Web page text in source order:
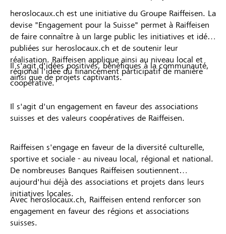
heroslocaux.ch est une initiative du Groupe Raiffeisen. La
devise "Engagement pour la Suisse" permet à Raiffeisen
de faire connaître à un large public les initiatives et idées
publiées sur heroslocaux.ch et de soutenir leur
réalisation. Raiffeisen applique ainsi au niveau local et
régional l'idée du financement participatif de manière
coopérative.
Il s'agit d'idées positives, bénéfiques à la communauté,
ainsi que de projets captivants.
Il s'agit d'un engagement en faveur des associations
suisses et des valeurs coopératives de Raiffeisen.
Raiffeisen s'engage en faveur de la diversité culturelle,
sportive et sociale - au niveau local, régional et national.
De nombreuses Banques Raiffeisen soutiennent
aujourd'hui déjà des associations et projets dans leurs
initiatives locales.
Avec heroslocaux.ch, Raiffeisen entend renforcer son
engagement en faveur des régions et associations
suisses.